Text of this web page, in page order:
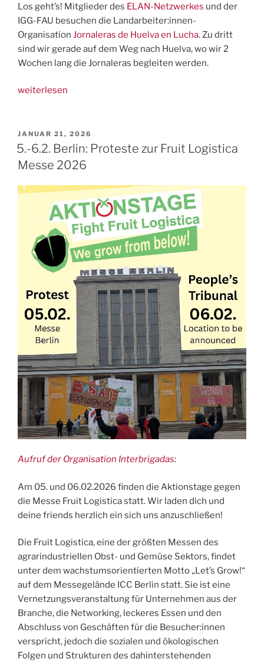
Los geht’s! Mitglieder des ELAN-Netzwerkes und der
IGG-FAU besuchen die Landarbeiter:innen-
Organisation Jornaleras de Huelva en Lucha. Zu dritt
sind wir gerade auf dem Weg nach Huelva, wo wir 2
Wochen lang die Jornaleras begleiten werden.
„ELAN
zusammen
bei
Landarbeiter:innen
weiterlesen
VERÖFFENTLICHT
AM
JANUAR 21, 2026
5.-6.2. Berlin: Proteste zur Fruit Logistica
Messe 2026
Aufruf der Organisation Interbrigadas:
Am 05. und 06.02.2026 finden die Aktionstage gegen
die Messe Fruit Logistica statt. Wir laden dich und
deine friends herzlich ein sich uns anzuschließen!
Die Fruit Logistica, eine der größten Messen des
agrarindustriellen Obst- und Gemüse Sektors, findet
unter dem wachstumsorientierten Motto „Let’s Grow!“
auf dem Messegelände ICC Berlin statt. Sie ist eine
Vernetzungsveranstaltung für Unternehmen aus der
Branche, die Networking, leckeres Essen und den
Abschluss von Geschäften für die Besucher:innen
verspricht, jedoch die sozialen und ökologischen
Folgen und Strukturen des dahinterstehenden